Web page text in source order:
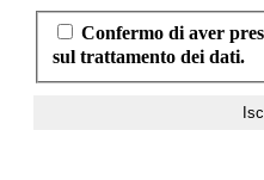
Confermo di aver
sul trattamento dei dati.